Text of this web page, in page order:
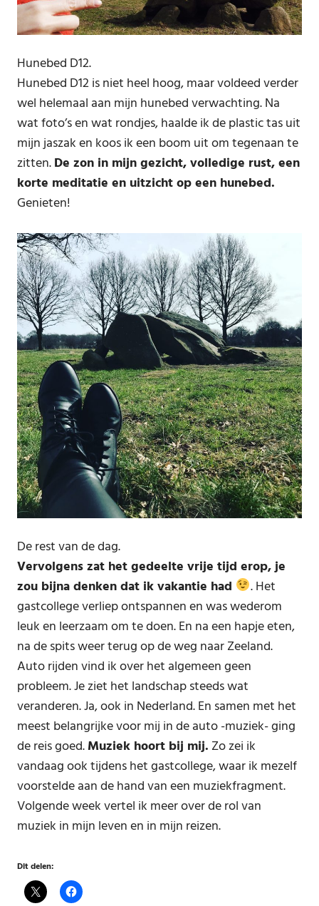
Hunebed D12.
Hunebed D12 is niet heel hoog, maar voldeed verder
wel helemaal aan mijn hunebed verwachting. Na
wat foto’s en wat rondjes, haalde ik de plastic tas uit
mijn jaszak en koos ik een boom uit om tegenaan te
zitten.De zon in mijn gezicht, volledige rust, een
korte meditatie en uitzicht op een hunebed.
Genieten!
De rest van de dag.
Vervolgens zat het gedeelte vrije tijd erop, je
zou bijna denken dat ik vakantie had
. Het
gastcollege verliep ontspannen en was wederom
leuk en leerzaam om te doen. En na een hapje eten,
na de spits weer terug op de weg naar Zeeland.
Auto rijden vind ik over het algemeen geen
probleem. Je ziet het landschap steeds wat
veranderen. Ja, ook in Nederland. En samen met het
meest belangrijke voor mij in de auto -muziek- ging
de reis goed.Muziek hoort bij mij. Zo zei ik
vandaag ook tijdens het gastcollege, waar ik mezelf
voorstelde aan de hand van een muziekfragment.
Volgende week vertel ik meer over de rol van
muziek in mijn leven en in mijn reizen.
Dit delen: